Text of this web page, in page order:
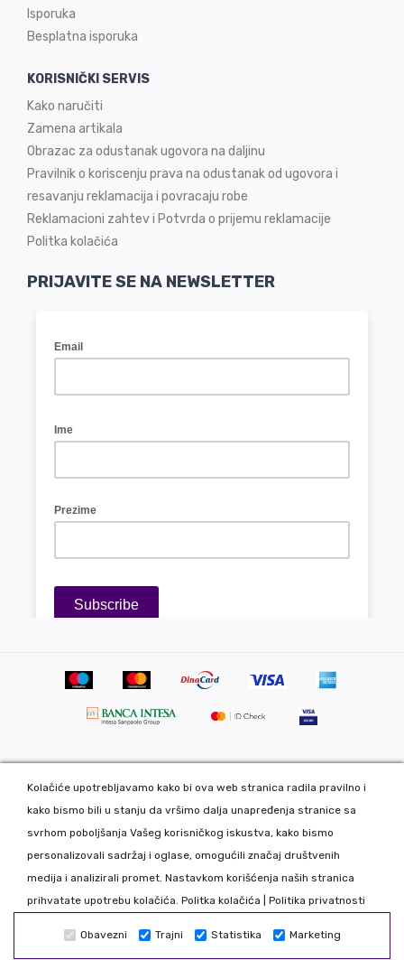
Kolačiće upotrebljavamo kako bi ova web stranica radila pravilno i
kako bismo bili u stanju da vršimo dalja unapređenja stranice sa
svrhom poboljšanja Vašeg korisničkog iskustva, kako bismo
personalizovali sadržaj i oglase, omogućili značaj društvenih
medija i analizirali promet. Nastavkom korišćenja naših stranica
prihvatate upotrebu kolačića. Politka kolačića Politika privatnosti
Obavezni Trajni Statistika Marketing
Isporuka
Besplatna isporuka
KORISNIČKI SERVIS
Kako naručiti
Zamena artikala
Obrazac za odustanak ugovora na daljinu
Pravilnik o koriscenju prava na odustanak od ugovora i
resavanju reklamacija i povracaju robe
Reklamacioni zahtev i Potvrda o prijemu reklamacije
Politka kolačića
PRIJAVITE SE NA NEWSLETTER
Copyright 2020 DekorDom Group DOO. All Rights Reserved. Web
development: CMS by Global Webmasters -
Izrada internet prodavnice iSEOby www.wbsdigital.com
Sve podatke koje unosite na našoj online prodavnici koristimo
isključivo u našoj kompaniji tako da možete biti bezbedni da Vaše
podatke nećemo davati trećim licima. Nastojimo da što realnije